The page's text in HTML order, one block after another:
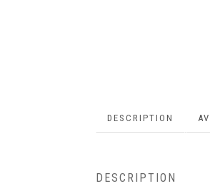
DESCRIPTION
DESCRIPTION